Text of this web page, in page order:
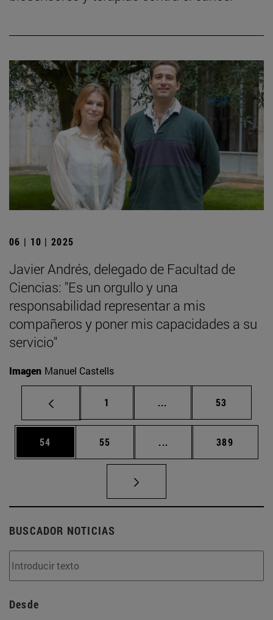
06 | 10 | 2025
Javier Andrés, delegado de Facultad de
Ciencias: "Es un orgullo y una
responsabilidad representar a mis
compañeros y poner mis capacidades a su
servicio"
Imagen Manuel Castells
Página
1 ... Páginas intermedias
Página
53
Página
54 Página
55 ... Páginas intermedias
Página
389
BUSCADOR NOTICIAS
Desde